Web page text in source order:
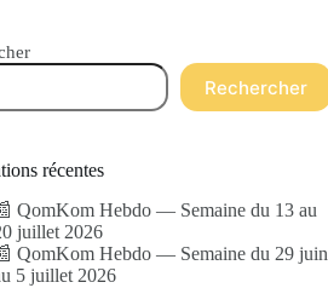
Rechercher
récentes
QomKom Hebdo — Semaine du 13 au
juillet 2026
QomKom Hebdo — Semaine du 29 juin
5 juillet 2026